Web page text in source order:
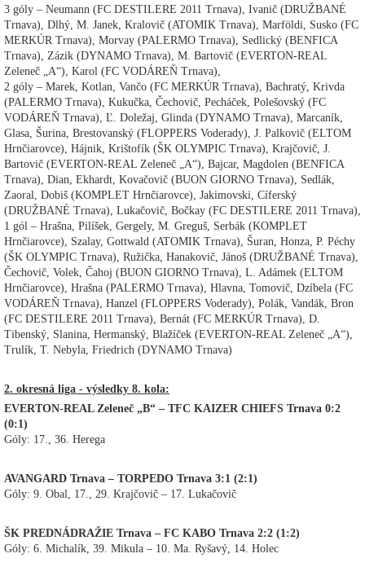
3 góly – Neumann (FC DESTILERE 2011 Trnava), Ivanič (DRUŽBANÉ
Trnava), Dlhý, M. Janek, Kralovič (ATOMIK Trnava), Marföldi, Susko (FC
MERKÚR Trnava), Morvay (PALERMO Trnava), Sedlický (BENFICA
Trnava), Zázik (DYNAMO Trnava), M. Bartovič (EVERTON-REAL
Zeleneč „A“), Karol (FC VODÁREŇ Trnava),
2 góly – Marek, Kotlan, Vančo (FC MERKÚR Trnava), Bachratý, Krivda
(PALERMO Trnava), Kukučka, Čechovič, Pecháček, Polešovský (FC
VODÁREŇ Trnava), Ľ. Doležaj, Glinda (DYNAMO Trnava), Marcaník,
Glasa, Šurina, Brestovanský (FLOPPERS Voderady), J. Palkovič (ELTOM
Hrnčiarovce), Hájnik, Krištofík (ŠK OLYMPIC Trnava), Krajčovič, J.
Bartovič (EVERTON-REAL Zeleneč „A“), Bajcar, Magdolen (BENFICA
Trnava), Dian, Ekhardt, Kovačovič (BUON GIORNO Trnava), Sedlák,
Zaoral, Dobiš (KOMPLET Hrnčiarovce), Jakimovski, Cíferský
(DRUŽBANÉ Trnava), Lukačovič, Bočkay (FC DESTILERE 2011 Trnava),
1 gól – Hrašna, Pilíšek, Gergely, M. Greguš, Serbák (KOMPLET
Hrnčiarovce), Szalay, Gottwald (ATOMIK Trnava), Šuran, Honza, P. Péchy
(ŠK OLYMPIC Trnava), Ružička, Hanakovič, Jánoš (DRUŽBANÉ Trnava),
Čechovič, Volek, Čahoj (BUON GIORNO Trnava), L. Adámek (ELTOM
Hrnčiarovce), Hrašna (PALERMO Trnava), Hlavna, Tomovič, Dzíbela (FC
VODÁREŇ Trnava), Hanzel (FLOPPERS Voderady), Polák, Vandák, Bron
(FC DESTILERE 2011 Trnava), Bernát (FC MERKÚR Trnava), D.
Tibenský, Slanina, Hermanský, Blažíček (EVERTON-REAL Zeleneč „A“),
Trulík, T. Nebyla, Friedrich (DYNAMO Trnava)
2. okresná liga - výsledky 8. kola:
EVERTON-REAL Zeleneč „B“ – TFC KAIZER CHIEFS Trnava 0:2
(0:1)
Góly: 17., 36. Herega
AVANGARD Trnava – TORPEDO Trnava 3:1 (2:1)
Góly: 9. Obal, 17., 29. Krajčovič – 17. Lukačovič
ŠK PREDNÁDRAŽIE Trnava – FC KABO Trnava 2:2 (1:2)
Góly: 6. Michalík, 39. Mikula – 10. Ma. Ryšavý, 14. Holec